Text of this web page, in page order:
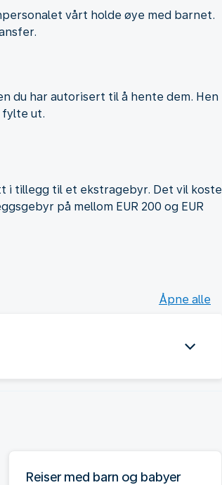
vårt holde øye med barnet.
du har autorisert til å hente dem. Hen
fylte ut.
i tillegg til et ekstragebyr. Det vil koste
på mellom EUR 200 og EUR
Åpne alle
Reiser med barn og babyer